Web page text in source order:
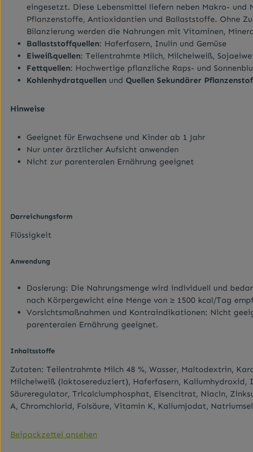
eingesetzt. Diese Lebensmittel liefern neben Makro-
Pflanzenstoffe, Antioxidantien und Ballaststoffe. Ohne
Bilanzierung werden die Nahrungen mit Vitaminen,
Ballaststoffquellen: Haferfasern, Inulin und Gemüse
Eiweißquellen: Teilentrahmte Milch, Milcheiweiß,
Fettquellen: Hochwertige pflanzliche Raps- und
Kohlenhydratquellen und Quellen Sekundärer
Hinweise
Geeignet für Erwachsene und Kinder ab 1 Jahr
Nur unter ärztlicher Aufsicht anwenden
Nicht zur parenteralen Ernährung geeignet
Darreichungsform
Flüssigkeit
Anwendung
Dosierung: Die Nahrungsmenge wird individuell und
nach Körpergewicht eine Menge von ≥ 1500 kcal/Tag
Vorsichtsmaßnahmen und Kontraindikationen: Nicht
parenteralen Ernährung geeignet.
Inhaltsstoffe
Zutaten: Teilentrahmte Milch 48 %, Wasser, Maltodextrin,
Milcheiweiß (laktosereduziert), Haferfasern,
Säureregulator, Tricalciumphosphat, Eisencitrat, Niacin,
A, Chromchlorid, Folsäure, Vitamin K, Kaliumjodat,
Beipackzettel ansehen